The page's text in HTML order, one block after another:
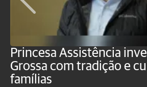
Princesa Assistência
Grossa com tradição e
famílias